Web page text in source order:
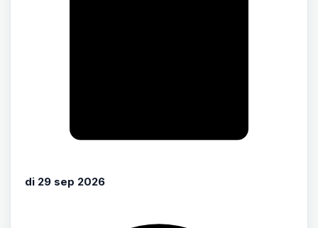
di 29 sep 2026